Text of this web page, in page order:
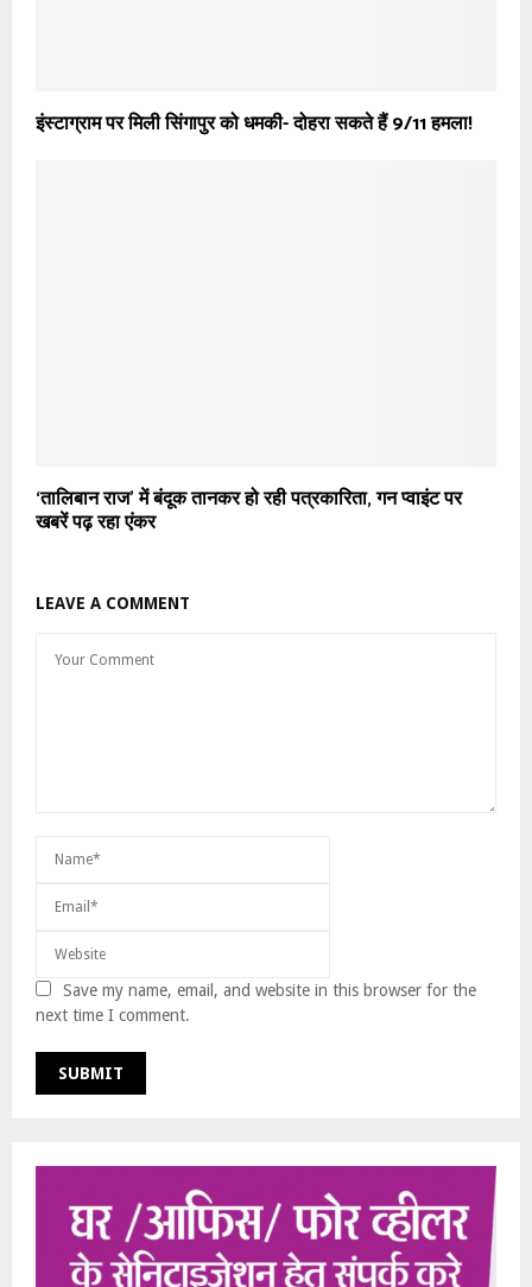
इंस्टाग्राम पर मिली सिंगापुर को धमकी- दोहरा सकते हैं 9/11 हमला!
‘तालिबान राज’ में बंदूक तानकर हो रही पत्रकारिता, गन प्वाइंट पर
खबरें पढ़ रहा एंकर
LEAVE A COMMENT
Save my name, email, and website in this browser for the
next time I comment.